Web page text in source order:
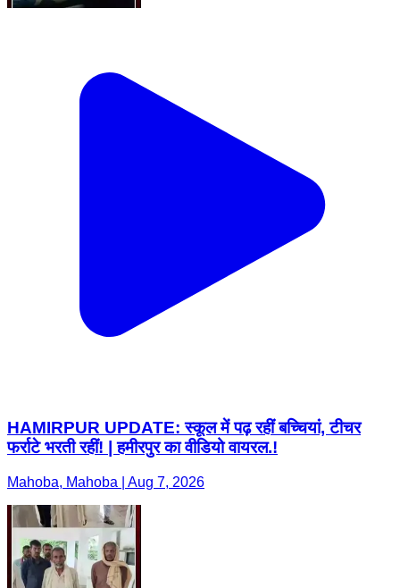
HAMIRPUR UPDATE: स्कूल में पढ़ रहीं बच्चियां, टीचर
फर्राटे भरती रहीं! | हमीरपुर का वीडियो वायरल.!
Mahoba, Mahoba | Aug 7, 2026